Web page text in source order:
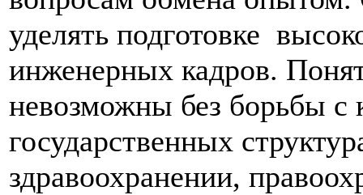
уделять подготовке
инженерных кадров.
невозможны без борьбы с
государственных
здравоохранении,